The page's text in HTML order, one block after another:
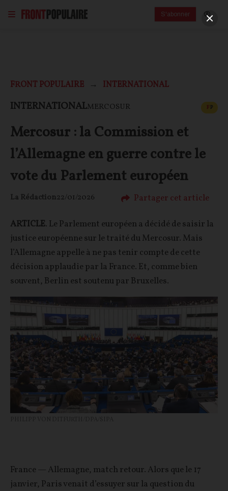
S'abonner
FRONT POPULAIRE INTERNATIONAL
INTERNATIONALMERCOSUR FP
Mercosur : la Commission et
l’Allemagne en guerre contre le
vote du Parlement européen
La Rédaction22/01/2026 Partager cet article
ARTICLE. Le Parlement européen a décidé de saisir la
justice européenne sur le traité du Mercosur. Mais
l’Allemagne appelle à ne pas tenir compte de cette
décision applaudie par la France. Et, comme bien
souvent, Berlin est soutenu par Bruxelles.
France — Allemagne, match retour. Alors que le 17
janvier, Paris venait d’essuyer sur la question du